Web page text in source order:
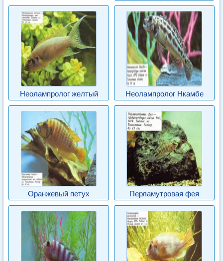
Неолампролог желтый Неолампролог Нкамбе
Оранжевый петух Перламутровая фея